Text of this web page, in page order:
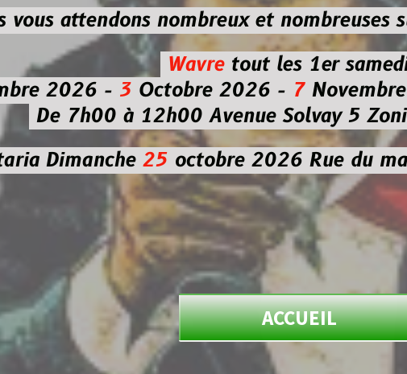
nombreux et nombreusessur les
Wavre
tout les 1er samedi
-3Octobre 2026 - 7Novembre 2026
à 12h00 Avenue Solvay 5 Zoning
25octobre 2026Rue du marché
ACCUEIL